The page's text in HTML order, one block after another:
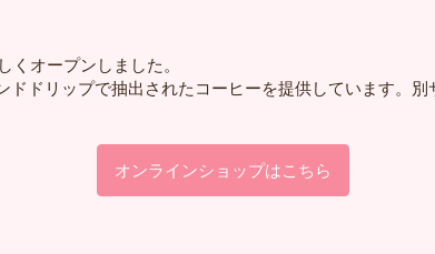
オープンしました。
ドドリップで抽出されたコーヒーを提供しています。
オンラインショップはこちら